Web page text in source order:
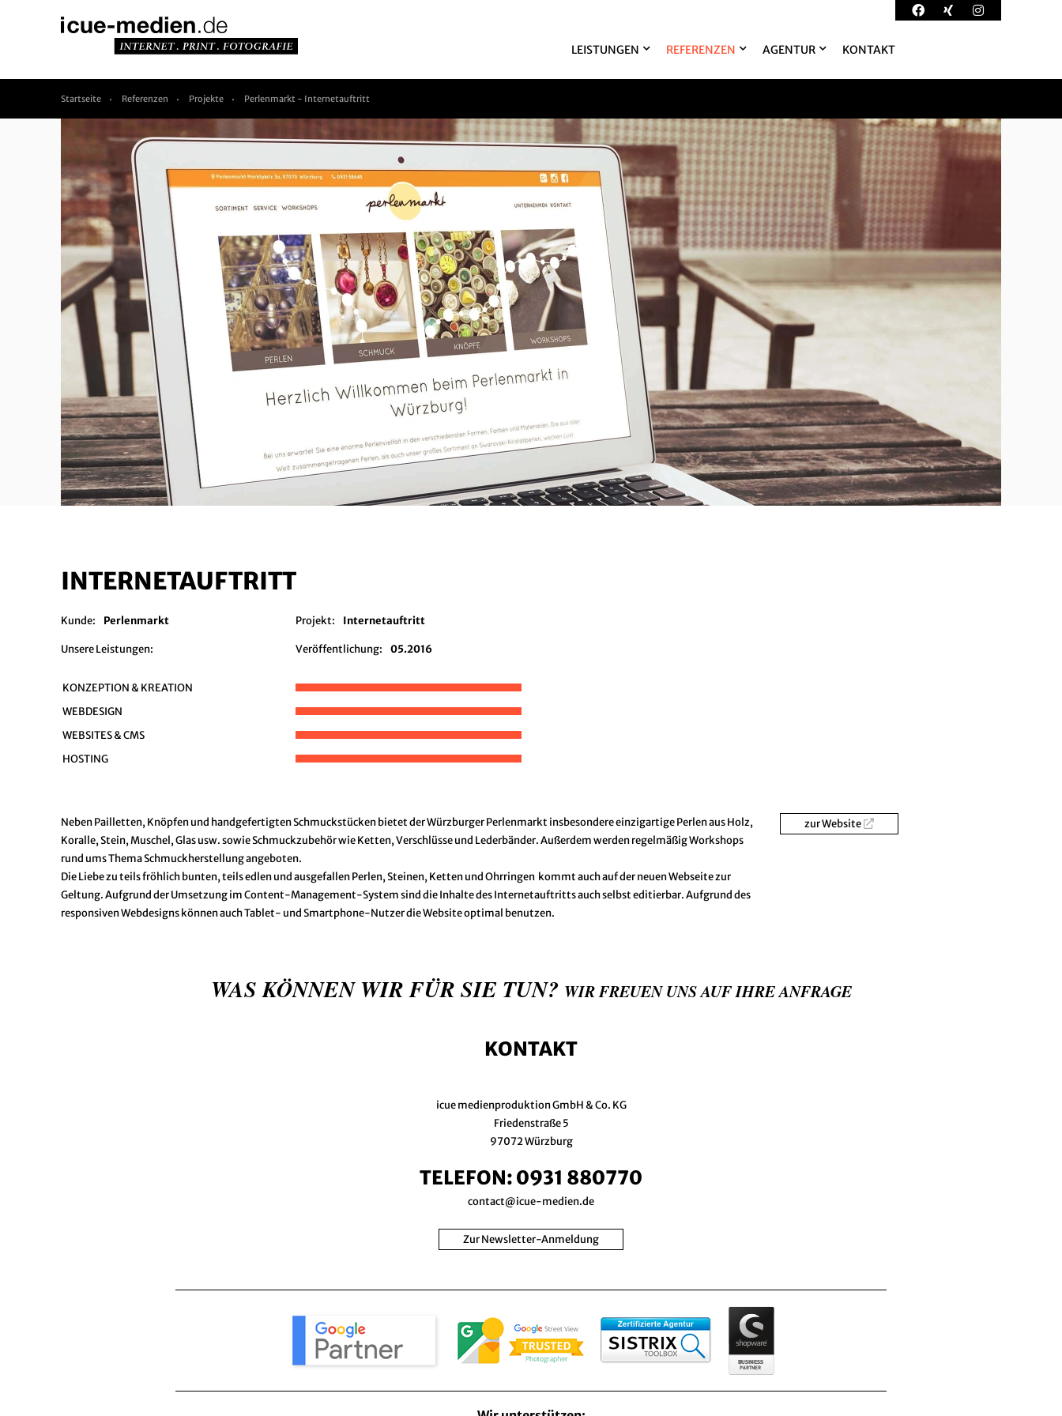
LEISTUNGEN REFERENZEN AGENTUR KONTAKT
Startseite Referenzen Projekte Perlenmarkt - Internetauftritt
INTERNETAUFTRITT
Kunde: Perlenmarkt Projekt: Internetauftritt
Veröffentlichung: 05.2016
Unsere Leistungen:
KONZEPTION & KREATION
WEBDESIGN
WEBSITES & CMS
HOSTING
Neben Pailletten, Knöpfen und handgefertigten Schmuckstücken bietet der Würzburger Perlenmarkt insbesondere einzigartige Perlen aus Holz,
Koralle, Stein, Muschel, Glas usw. sowie Schmuckzubehör wie Ketten, Verschlüsse und Lederbänder. Außerdem werden regelmäßig Workshops
rund ums Thema Schmuckherstellung angeboten.
Die Liebe zu teils fröhlich bunten, teils edlen und ausgefallen Perlen, Steinen, Ketten und Ohrringen kommt auch auf der neuen Webseite zur
Geltung. Aufgrund der Umsetzung im Content-Management-System sind die Inhalte des Internetauftritts auch selbst editierbar. Aufgrund des
responsiven Webdesigns können auch Tablet- und Smartphone-Nutzer die Website optimal benutzen.
zur Website
WAS KÖNNEN WIR FÜR SIE TUN? WIR FREUEN UNS AUF IHRE ANFRAGE
KONTAKT
icue medienproduktion GmbH & Co. KG
Friedenstraße 5
97072 Würzburg
TELEFON:0931 880770
contact@icue-medien.de
Zur Newsletter-Anmeldung